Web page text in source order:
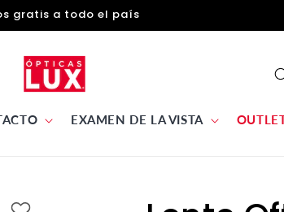
gratis a todo el país
EXAMEN DE LA VISTA